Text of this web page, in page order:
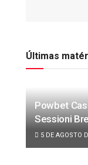
Últimas
Powbet
Sessioni
5 DE AGOSTO